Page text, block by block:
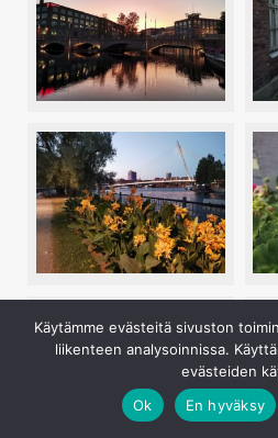
Käytämme evästeitä sivuston
liikenteen analysoinnissa.
evästeiden
Ok
En hyväksy